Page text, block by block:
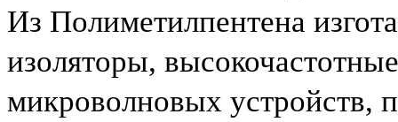
Из Полиметилпентена
изоляторы,
микроволновых устройств,